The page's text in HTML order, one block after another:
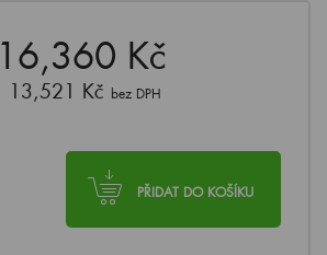
16,360 Kč
13,521 Kč bez DPH
PŘIDAT DO KOŠÍKU